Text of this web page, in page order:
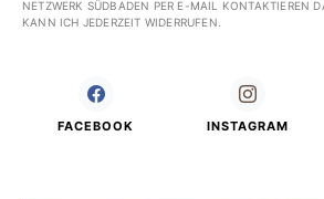
NETZWERK SÜDBADEN PER E-MAIL KONTAKTIEREN
KANN ICH JEDERZEIT WIDERRUFEN.
FACEBOOK INSTAGRAM